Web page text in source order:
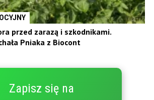
przed zarazą i szkodnikami.
Pniaka z Biocont
Zapisz się na